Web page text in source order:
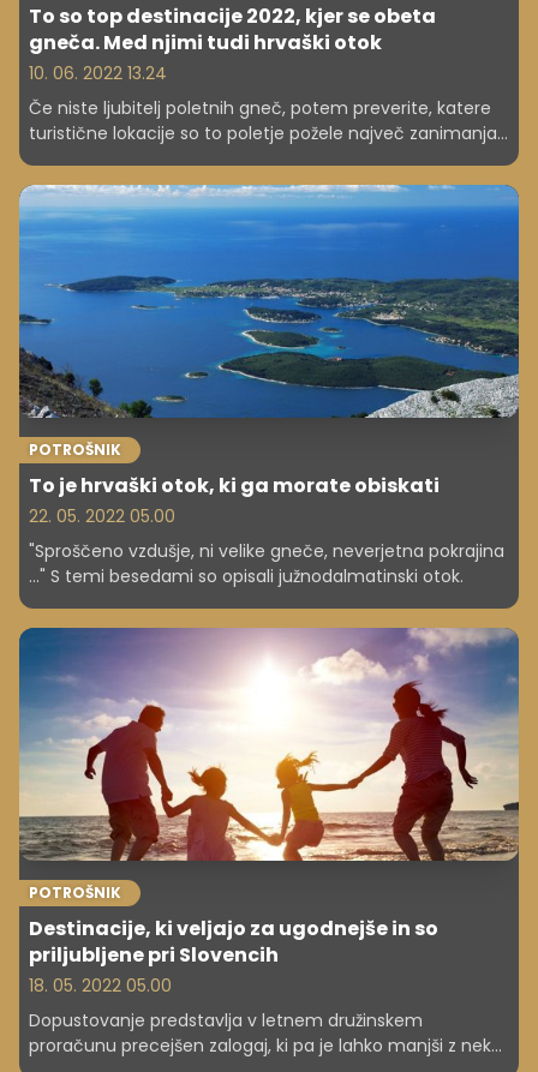
To so top destinacije 2022, kjer se obeta
gneča. Med njimi tudi hrvaški otok
10. 06. 2022 13.24
Če niste ljubitelj poletnih gneč, potem preverite, katere
turistične lokacije so to poletje požele največ zanimanja.
med Slovenci.
POTROŠNIK
To je hrvaški otok, ki ga morate obiskati
22. 05. 2022 05.00
"Sproščeno vzdušje, ni velike gneče, neverjetna pokrajina
..." S temi besedami so opisali južnodalmatinski otok.
POTROŠNIK
Destinacije, ki veljajo za ugodnejše in so
priljubljene pri Slovencih
18. 05. 2022 05.00
Dopustovanje predstavlja v letnem družinskem
proračunu precejšen zalogaj, ki pa je lahko manjši z nekaj